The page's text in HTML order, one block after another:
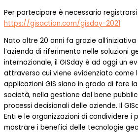
Per partecipare è necessario
https://gisaction.com/gisday-2021
Nato oltre 20 anni fa grazie
l’azienda di riferimento nelle soluzioni
internazionale, il GISday è ad oggi un
attraverso cui viene evidenziato come
applicazioni GIS siano in grado di fare
società, nella gestione del bene
processi decisionali delle aziende. Il
Enti e le organizzazioni di condividere i
mostrare i benefici delle tecnologie